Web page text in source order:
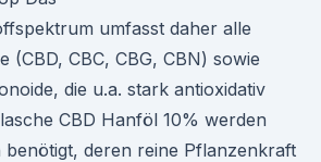
umfasst daher alle
(CBD, CBC, CBG, CBN) sowie
die u.a. stark antioxidativ
CBD Hanföl 10% werden
deren reine Pflanzenkraft